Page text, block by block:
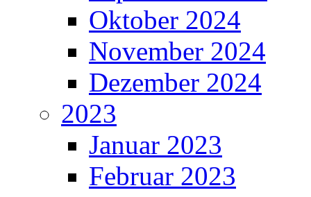
Oktober 2024
November 2024
Dezember 2024
2023
Januar 2023
Februar 2023